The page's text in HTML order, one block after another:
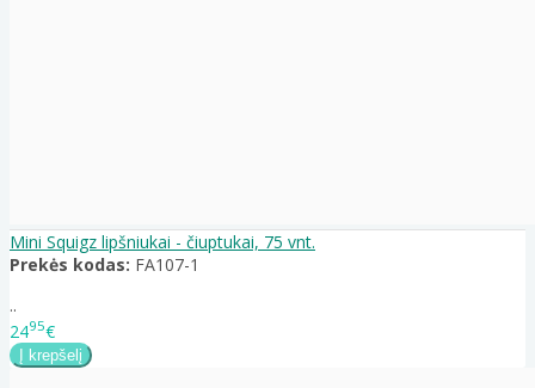
Mini Squigz lipšniukai - čiuptukai, 75 vnt.
Prekės kodas: FA107-1
..
2495€